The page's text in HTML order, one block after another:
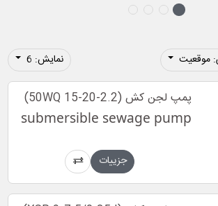
موقعیت نمایش: 6
پمپ لجن کش (50WQ 15-20-2.2)
submersible sewage pump
جزییات